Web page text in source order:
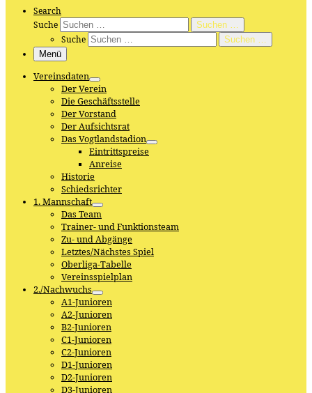
Search
Suche
Suchen …
Suche
Suchen …
Menü
Vereinsdaten
Der Verein
Die Geschäftsstelle
Der Vorstand
Der Aufsichtsrat
Das Vogtlandstadion
Eintrittspreise
Anreise
Historie
Schiedsrichter
1. Mannschaft
Das Team
Trainer- und Funktionsteam
Zu- und Abgänge
Letztes/Nächstes Spiel
Oberliga-Tabelle
Vereinsspielplan
2./Nachwuchs
A1-Junioren
A2-Junioren
B2-Junioren
C1-Junioren
C2-Junioren
D1-Junioren
D2-Junioren
D3-Junioren